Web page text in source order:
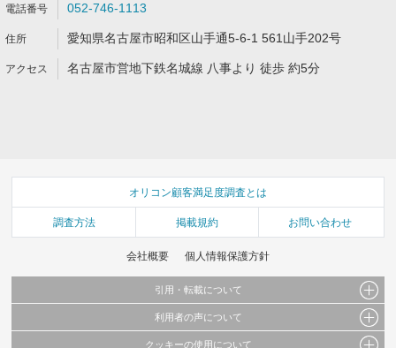
052-746-1113
愛知県名古屋市昭和区山手通5-6-1 561山手202号
名古屋市営地下鉄名城線 八事より 徒歩 約5分
オリコン顧客満足度調査とは
調査方法 掲載規約 お問い合わせ
会社概要 個人情報保護方針
引用・転載について
当サイトで公開されている情報（文字、写真、イラスト、画像データ等）及びこれらの配
利用者の声について
クッキーの使用について